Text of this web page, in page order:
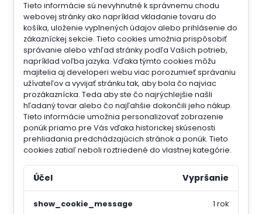
Tieto informácie sú nevyhnutné k správnemu chodu
webovej stránky ako napríklad vkladanie tovaru do
košíka, uloženie vyplnených údajov alebo prihlásenie do
zákazníckej sekcie. Tieto cookies umožnia prispôsobiť
správanie alebo vzhľad stránky podľa Vašich potrieb,
napríklad voľba jazyka. Vďaka týmto cookies môžu
majitelia aj developeri webu viac porozumieť správaniu
užívateľov a vyvijať stránku tak, aby bola čo najviac
prozákaznícka. Teda aby ste čo najrýchlejšie našli
hľadaný tovar alebo čo najľahšie dokončili jeho nákup.
Tieto informácie umožnia personalizovať zobrazenie
ponúk priamo pre Vás vďaka historickej skúsenosti
prehliadania predchádzajúcich stránok a ponúk. Tieto
cookies zatiaľ neboli roztriedené do vlastnej kategórie.
Účel Vypršanie
show_cookie_message
1 rok